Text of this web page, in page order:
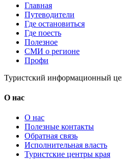
Главная
Путеводители
Где остановиться
Где поесть
Полезное
СМИ о регионе
Профи
Туристский информационный
О нас
О нас
Полезные контакты
Обратная связь
Исполнительная власть
Туристские центры края